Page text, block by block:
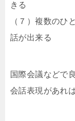
きる
（７）複数のひ
話が出来る
国際会議などで
会話表現があれ